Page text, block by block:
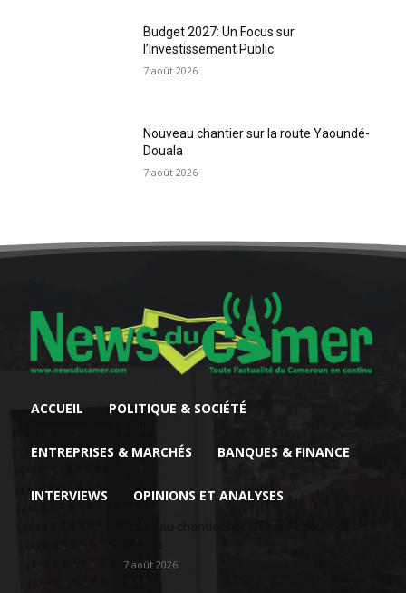
Budget 2027: Un Focus sur
l’Investissement Public
7 août 2026
Nouveau chantier sur la route Yaoundé-
Douala
7 août 2026
ACCUEIL POLITIQUE & SOCIÉTÉ
ENTREPRISES & MARCHÉS BANQUES & FINANCE
INTERVIEWS OPINIONS ET ANALYSES
7 août 2026